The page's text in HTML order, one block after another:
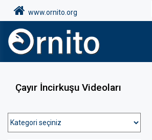
www.ornito.org
Çayır İncirkuşu Videoları